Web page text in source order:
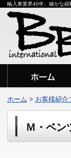
輸入車業界40年、確かな
Ｍ・ベン
ホーム > お客様紹介